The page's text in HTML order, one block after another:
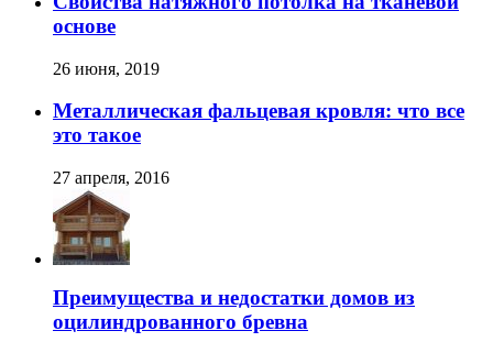
основе
26 июня, 2019
Металлическая фальцевая кровля: что все
это такое
27 апреля, 2016
Преимущества и недостатки домов из
оцилиндрованного бревна